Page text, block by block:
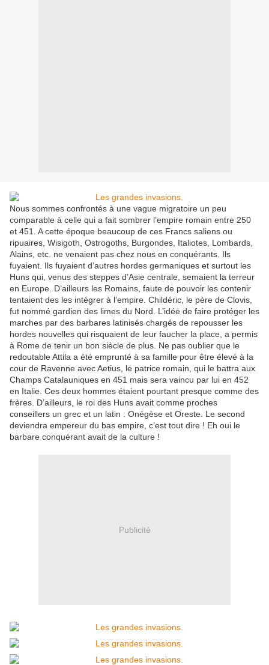
Nous sommes confrontés à une vague migratoire un peu
comparable à celle qui a fait sombrer l’empire romain entre 250
et 451. A cette époque beaucoup de ces Francs saliens ou
ripuaires, Wisigoth, Ostrogoths, Burgondes, Italiotes, Lombards,
Alains, etc. ne venaient pas chez nous en conquérants. Ils
fuyaient. Ils fuyaient d’autres hordes germaniques et surtout les
Huns qui, venus des steppes d’Asie centrale, semaient la terreur
en Europe. D’ailleurs les Romains, faute de pouvoir les contenir
tentaient des les intégrer à l’empire. Childéric, le père de Clovis,
fut nommé gardien des limes du Nord. L’idée de faire protéger les
marches par des barbares latinisés chargés de repousser les
hordes nouvelles qui risquaient de leur faucher la place, a permis
à Rome de tenir un bon siècle de plus. Ne pas oublier que le
redoutable Attila a été emprunté à sa famille pour être élevé à la
cour de Ravenne avec Aetius, le patrice romain, qui le battra aux
Champs Catalauniques en 451 mais sera vaincu par lui en 452
en Italie. Ces deux hommes étaient pourtant presque comme des
frères. D’ailleurs, le roi des Huns avait comme proches
conseillers un grec et un latin : Onégèse et Oreste. Le second
deviendra empereur du bas empire, c’est tout dire ! Eh oui le
barbare conquérant avait de la culture !
Publicité